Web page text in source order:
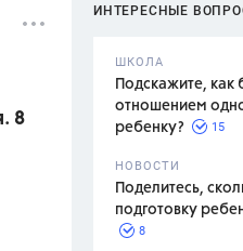
ИНТЕРЕСНЫЕ
ШКОЛА
Подскажите, как
отношением
ребенку?
15
НОВОСТИ
Поделитесь,
подготовку
8
8